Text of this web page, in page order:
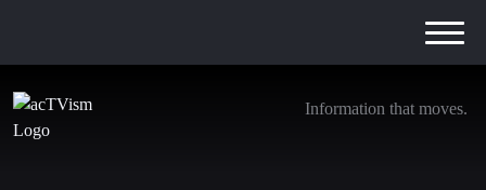
Information that moves.